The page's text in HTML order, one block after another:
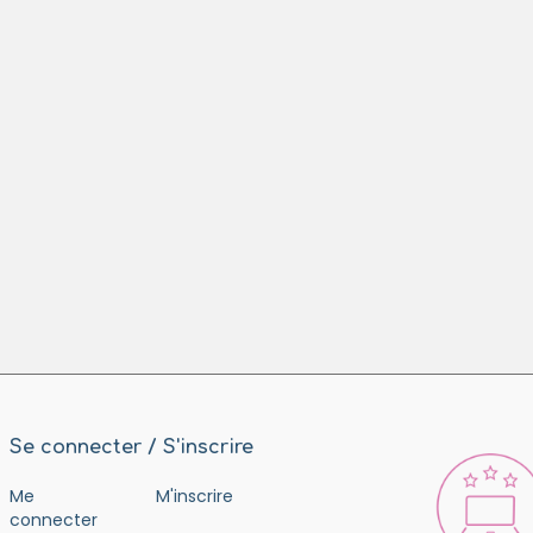
Se connecter / S'inscrire
Me
connecter
M'inscrire